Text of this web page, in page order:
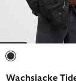
Wachsjacke